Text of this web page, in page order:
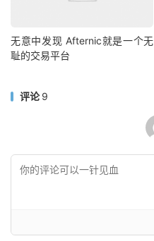
无意中发现 Afternic就是一个无
耻的交易平台
评论9